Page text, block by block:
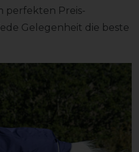
perfekten Preis-
Gelegenheit die beste